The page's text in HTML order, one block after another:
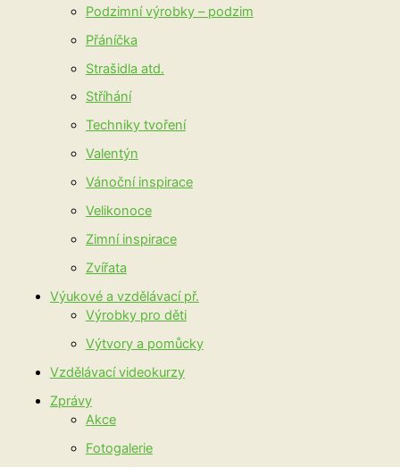
Podzimní výrobky – podzim
Přáníčka
Strašidla atd.
Stříhání
Techniky tvoření
Valentýn
Vánoční inspirace
Velikonoce
Zimní inspirace
Zvířata
Výukové a vzdělávací př.
Výrobky pro děti
Výtvory a pomůcky
Vzdělávací videokurzy
Zprávy
Akce
Fotogalerie